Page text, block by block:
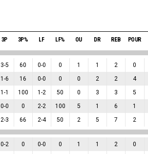
3P 3P% LF LF% OU DR REB POUR
3-5 60 0-0 0 1 1 2 0
1 -6 16 0-0 0 0 2 2 4
1 -1 100 1 -2 50 0 3 3 5
0-0 0 2-2 100 5 1 6 1
2-3 66 2-4 50 2 5 7 2
0-2 0 0-0 0 1 1 2 0